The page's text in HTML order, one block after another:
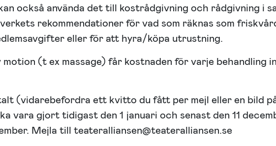
också använda det till kostrådgivning och rådgivning i
rekommendationer för vad som räknas som
eller för att hyra/köpa utrustning.
(t ex massage) får kostnaden för varje behandling
(vidarebefordra ett kvitto du fått per mejl eller en bild
vara gjort tidigast den 1 januari och senast den 11
Mejla till teateralliansen@teateralliansen.se